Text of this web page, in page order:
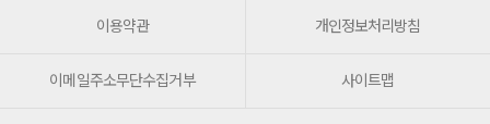
이용약관 개인정보처리방침
이메일주소무단수집거부 사이트맵